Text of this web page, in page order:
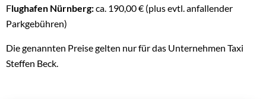
Flughafen Nürnberg:ca. 190,00 € (plus evtl. anfallender
Parkgebühren)
Die genannten Preise gelten nur für das Unternehmen Taxi
Steffen Beck.